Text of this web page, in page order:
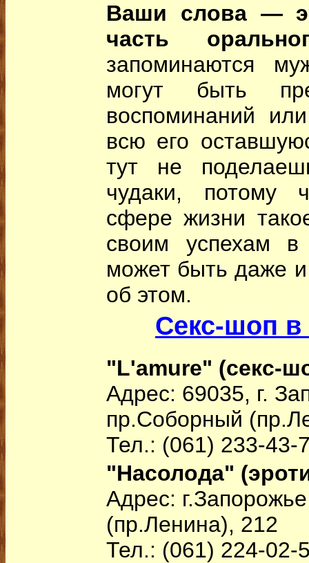
Ваши слова —
часть
запоминаются
могут быть
воспоминаний
всю его
тут не
чудаки, потому
сфере жизни
своим успехам
может быть даже
об этом.
Секс-шоп
"L'amure" (секс-
Адрес: 69035, г.
пр.Соборный
Тел.: (061) 233-43-
"Насолода"
Адрес:
(пр.Ленина), 212
Тел.: (061) 224-02-